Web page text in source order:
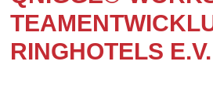
RINGHOTELS E.V.